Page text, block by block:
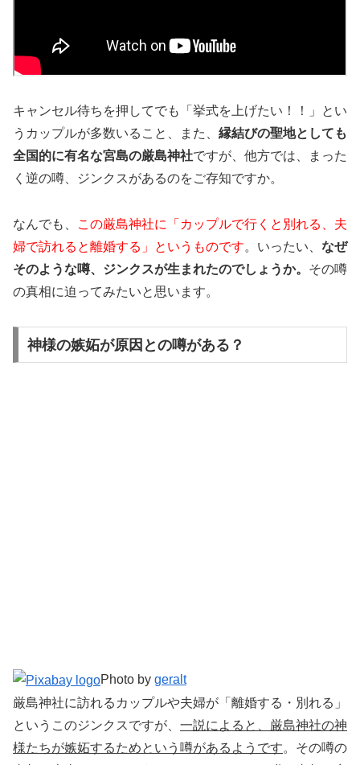
キャンセル待ちを押してでも「挙式を上げたい！！」とい
うカップルが多数いること、また、 縁結びの聖地としても
全国的に有名な宮島の厳島神社ですが、他方では、まった
く逆の噂、ジンクスがあるのをご存知ですか。
なんでも、
この厳島神社に「カップルで行くと別れる、夫
婦で訪れると離婚する」というものです。いったい、 なぜ
そのような噂、ジンクスが生まれたのでしょうか。 その噂
の真相に迫ってみたいと思います。
神様の嫉妬が原因との噂がある？
Photo by geralt
厳島神社に訪れるカップルや夫婦が「離婚する・別れる」
というこのジンクスですが、 一説によると、厳島神社の神
様たちが嫉妬するためという噂があるようです。その噂の